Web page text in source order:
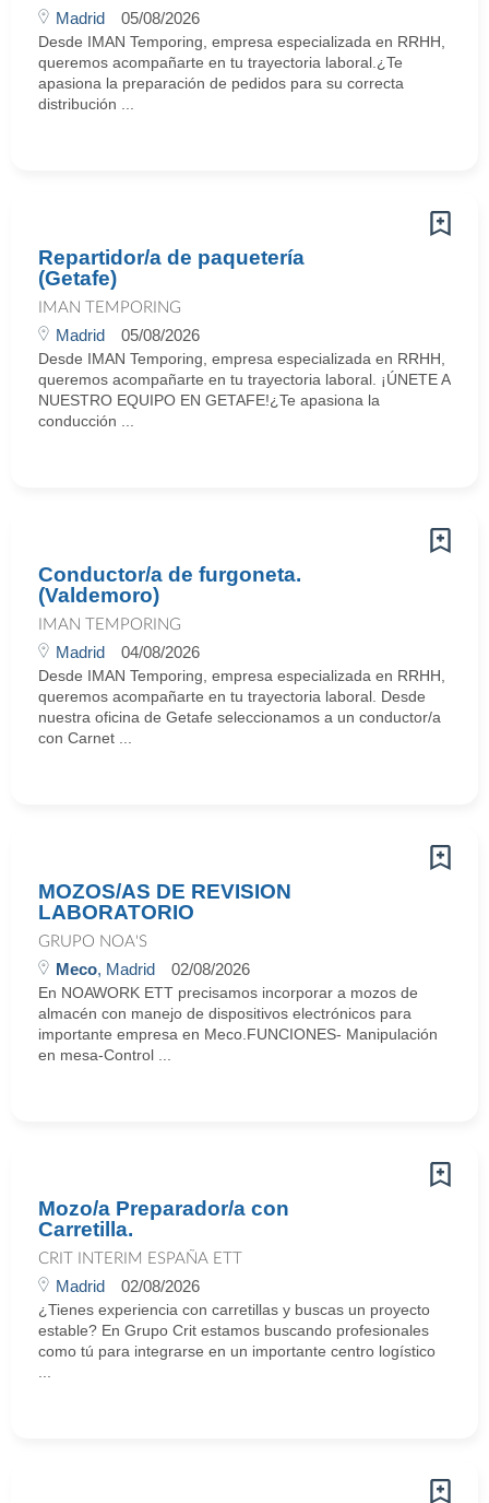
Madrid 05/08/2026
Desde IMAN Temporing, empresa especializada en RRHH,
queremos acompañarte en tu trayectoria laboral.¿Te
apasiona la preparación de pedidos para su correcta
distribución ...
Repartidor/a de paquetería
(Getafe)
IMAN TEMPORING
Madrid 05/08/2026
Desde IMAN Temporing, empresa especializada en RRHH,
queremos acompañarte en tu trayectoria laboral. ¡ÚNETE A
NUESTRO EQUIPO EN GETAFE!¿Te apasiona la
conducción ...
Conductor/a de furgoneta.
(Valdemoro)
IMAN TEMPORING
Madrid 04/08/2026
Desde IMAN Temporing, empresa especializada en RRHH,
queremos acompañarte en tu trayectoria laboral. Desde
nuestra oficina de Getafe seleccionamos a un conductor/a
con Carnet ...
MOZOS/AS DE REVISION
LABORATORIO
GRUPO NOA'S
Meco, Madrid 02/08/2026
En NOAWORK ETT precisamos incorporar a mozos de
almacén con manejo de dispositivos electrónicos para
importante empresa en Meco.FUNCIONES- Manipulación
en mesa-Control ...
Mozo/a Preparador/a con
Carretilla.
CRIT INTERIM ESPAÑA ETT
Madrid 02/08/2026
¿Tienes experiencia con carretillas y buscas un proyecto
estable? En Grupo Crit estamos buscando profesionales
como tú para integrarse en un importante centro logístico